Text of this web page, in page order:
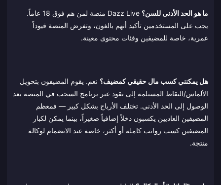
ما هو الحد الأدنى للسن؟
Dazz Live منصة لمن هم فوق 18 عاماً.
يجب على المستخدمين تأكيد أنهم بالغون، وتفرض المنصة قيوداً
عمرية، خاصة للمضيفين وفئات محتوى معينة.
هل يمكنني كسب مال حقيقي كمضيف؟ نعم. يقوم المضيفون بتحويل
الألماس/النقاط المستلمة إلى نقود عبر برنامج السحب في المنصة بعد
الوصول إلى الحد الأدنى. تختلف الأرباح بشكل كبير — فمعظم
المضيفين العاديين يكسبون دخلاً إضافياً صغيراً، بينما يمكن لكبار
المضيفين كسب رواتب كاملة أو أكثر، خاصة عند الانضمام لوكالة
منتجة.